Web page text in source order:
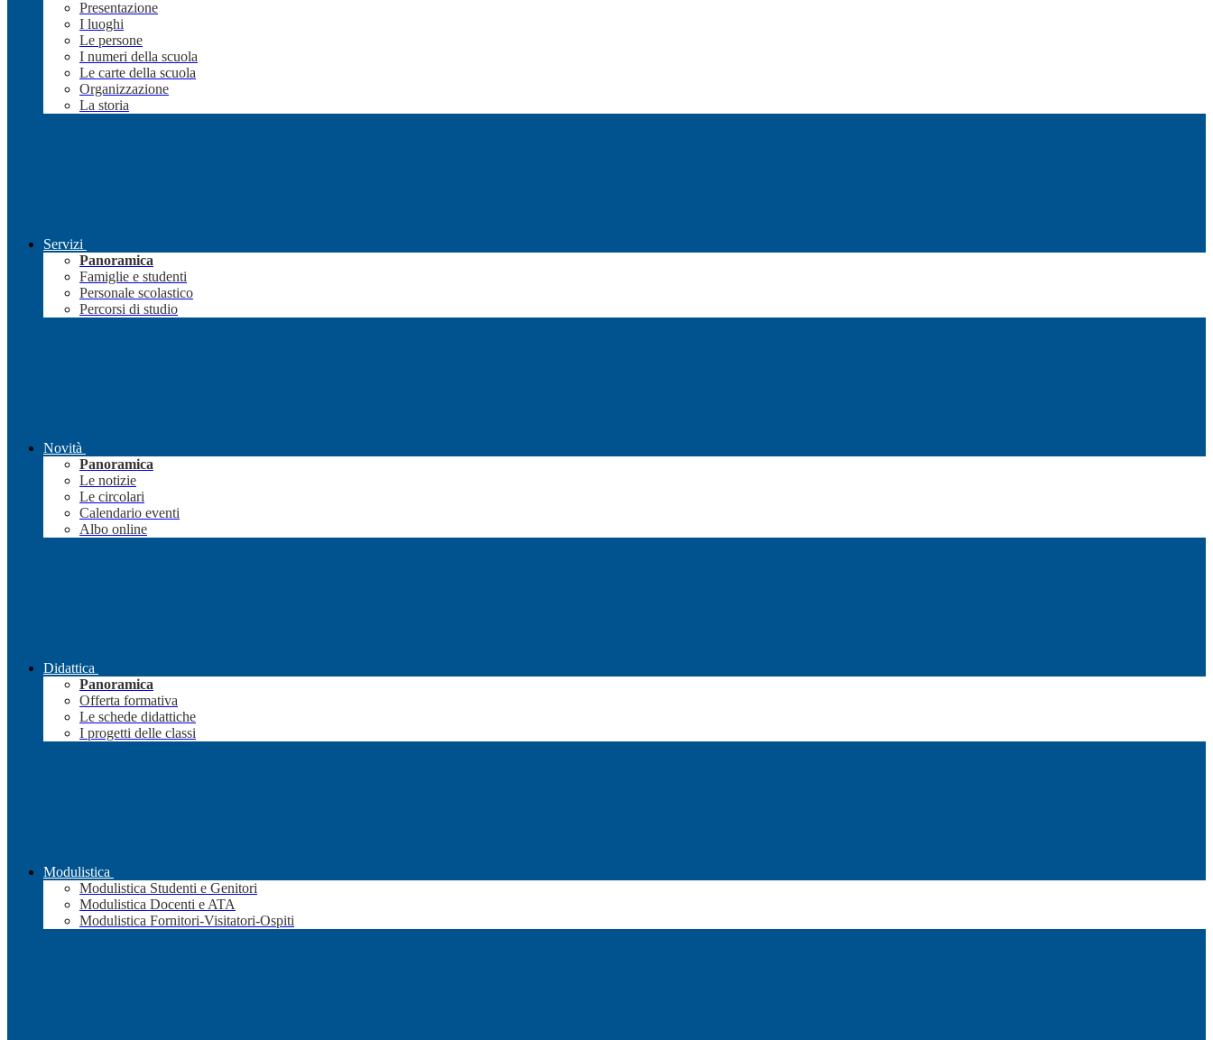
Presentazione
I luoghi
Le persone
I numeri della scuola
Le carte della scuola
Organizzazione
La storia
Servizi
Panoramica
Famiglie e studenti
Personale scolastico
Percorsi di studio
Novità
Panoramica
Le notizie
Le circolari
Calendario eventi
Albo online
Didattica
Panoramica
Offerta formativa
Le schede didattiche
I progetti delle classi
Modulistica
Modulistica Studenti e Genitori
Modulistica Docenti e ATA
Modulistica Fornitori-Visitatori-Ospiti